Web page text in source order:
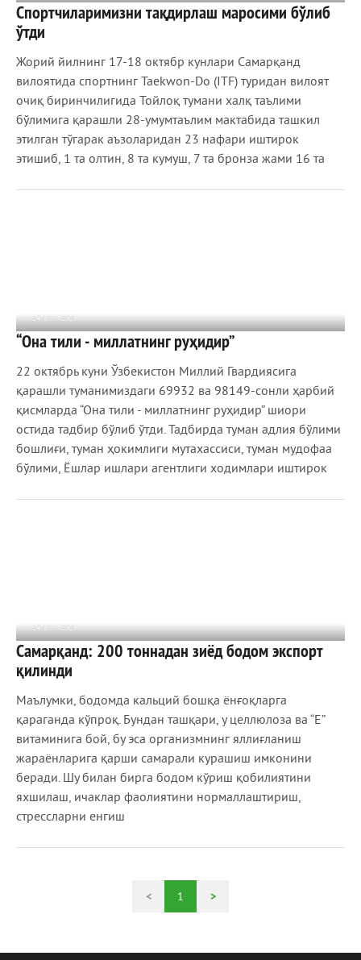
878 0
Спортчиларимизни тақдирлаш маросими бўлиб
ўтди
Жорий йилнинг 17-18 октябр кунлари Самарқанд
вилоятида спортнинг Таеkwon-Do (ITF) туридан вилоят
очиқ биринчилигида Тойлоқ тумани халқ таълими
бўлимига қарашли 28-умумтаълим мактабида ташкил
этилган тўгарак аъзоларидан 23 нафари иштирок
этишиб, 1 та олтин, 8 та кумуш, 7 та бронза жами 16 та
24 ОКТ 2020
992
“Она тили - миллатнинг руҳидир”
22 октябрь куни Ўзбекистон Миллий Гвардиясига
қарашли туманимиздаги 69932 ва 98149-сонли ҳарбий
қисмларда “Она тили - миллатнинг руҳидир” шиори
остида тадбир бўлиб ўтди. Тадбирда туман адлия бўлими
бошлиғи, туман ҳокимлиги мутахассиси, туман мудофаа
бўлими, Ёшлар ишлари агентлиги ходимлари иштирок
24 ОКТ 2020
1 206 0
Самарқанд: 200 тоннадан зиёд бодом экспорт
қилинди
Маълумки, бодомда кальций бошқа ёнғоқларга
қараганда кўпроқ. Бундан ташқари, у целлюлоза ва “E”
витаминига бой, бу эса организмнинг яллиғланиш
жараёнларига қарши самарали курашиш имконини
беради. Шу билан бирга бодом кўриш қобилиятини
яхшилаш, ичаклар фаолиятини нормаллаштириш,
стрессларни енгиш
< 1 >